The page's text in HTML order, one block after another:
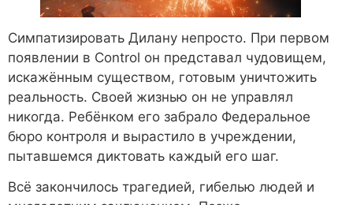
Симпатизировать Дилану непросто. При первом
появлении в Control он представал чудовищем,
искажённым существом, готовым уничтожить
реальность. Своей жизнью он не управлял
никогда. Ребёнком его забрало Федеральное
бюро контроля и вырастило в учреждении,
пытавшемся диктовать каждый его шаг.
Всё закончилось трагедией, гибелью людей и